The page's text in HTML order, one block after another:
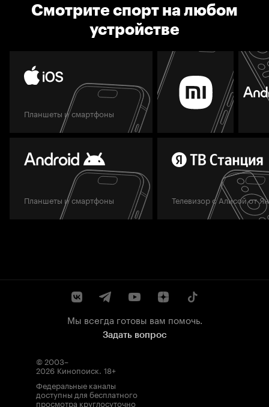
Смотрите спорт на любом
устройстве
Планшеты и смартфоны
Планшеты и смартфоны Телевизор с Алисой от
Мы всегда готовы вам помочь.
Задать вопрос
© 2003–
2026 Кинопоиск. 18+
Федеральные каналы
доступны для бесплатного
просмотра круглосуточно